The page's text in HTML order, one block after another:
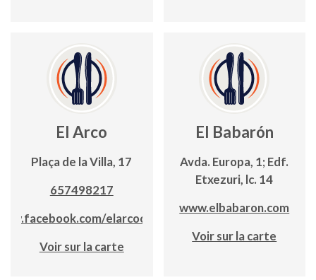
El Arco
Plaça de la Villa, 17
657498217
elarcocalpe
Voir sur la carte
El Babarón
Avda. Europa, 1; Edf.
Etxezuri, lc. 14
www.elbabaron.com
Voir sur la carte